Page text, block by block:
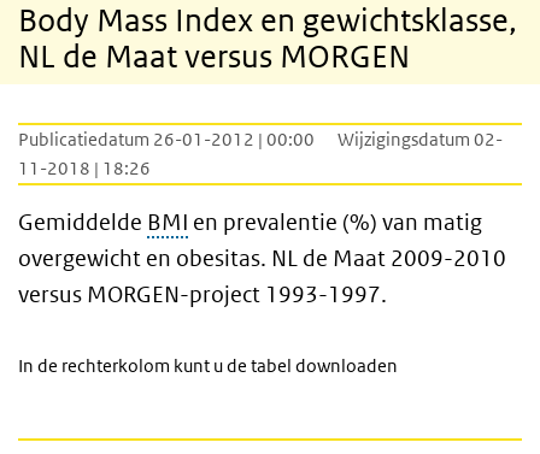
Body Mass Index en gewichtsklasse,
NL de Maat versus MORGEN
Publicatiedatum 26-01-2012 | 00:00
Wijzigingsdatum 02-
11-2018 | 18:26
Gemiddelde BMI en prevalentie (%) van matig
overgewicht en obesitas. NL de Maat 2009-2010
versus MORGEN-project 1993-1997.
In de rechterkolom kunt u de tabel downloaden